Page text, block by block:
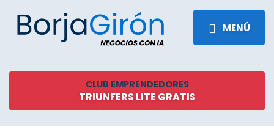
MENÚ
CLUB EMPRENDEDORES
TRIUNFERS LITE GRATIS